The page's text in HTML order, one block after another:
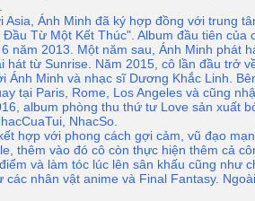
Ánh Minh đã ký hợp đồng với trung
Từ Một Kết Thúc". Album đầu tiên
năm 2013. Một năm sau, Ánh Minh phát
hát từ Sunrise. Năm 2015, cô lần đầu trở
Ánh Minh và nhạc sĩ Dương Khắc Linh.
tại Paris, Rome, Los Angeles và cũng
album phòng thu thứ tư Love sản xuất
NhacSo.
hợp với phong cách gợi cảm, vũ đạo
thêm vào đó cô còn thực hiện thêm cả
và làm tóc lúc lên sân khấu cũng như
nhân vật anime và Final Fantasy.